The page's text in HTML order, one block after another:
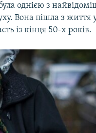
однією з
Вона пішла з життя у
із кінця 50-х років.